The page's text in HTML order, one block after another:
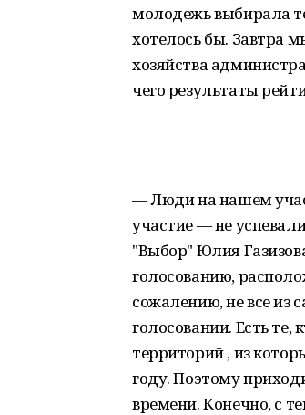
молодежь выбирала
хотелось бы. Завтра
хозяйства
чего результаты
— Люди на нашем
участие — не
"Выбор" Юлия
голосованию,
сожалению, не все из
голосовании. Есть
территорий , из
году. Поэтому
времени. Конечно, с